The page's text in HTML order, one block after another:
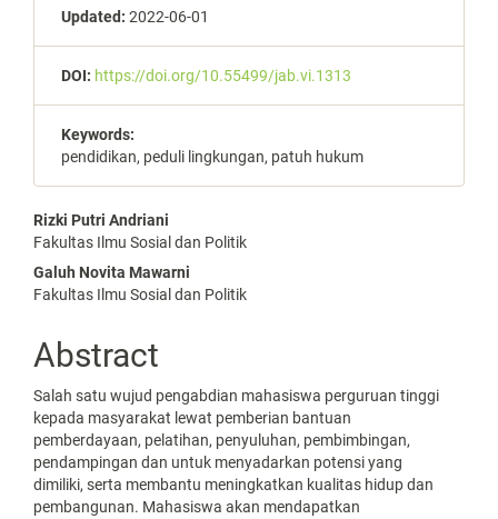
Updated: 2022-06-01
DOI: https://doi.org/10.55499/jab.vi.1313
Keywords:
pendidikan, peduli lingkungan, patuh hukum
Main
Article
Content
Rizki Putri Andriani
Fakultas Ilmu Sosial dan Politik
Galuh Novita Mawarni
Fakultas Ilmu Sosial dan Politik
Abstract
Salah satu wujud pengabdian mahasiswa perguruan tinggi
kepada masyarakat lewat pemberian bantuan
pemberdayaan, pelatihan, penyuluhan, pembimbingan,
pendampingan dan untuk menyadarkan potensi yang
dimiliki, serta membantu meningkatkan kualitas hidup dan
pembangunan. Mahasiswa akan mendapatkan